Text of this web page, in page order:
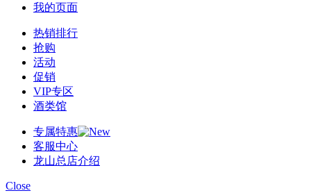
我的页面
热销排行
抢购
活动
促销
VIP专区
酒类馆
专属特惠
客服中心
龙山总店介绍
Close